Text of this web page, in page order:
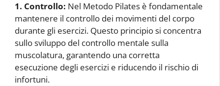
1. Controllo: Nel Metodo Pilates è fondamentale
mantenere il controllo dei movimenti del corpo
durante gli esercizi. Questo principio si concentra
sullo sviluppo del controllo mentale sulla
muscolatura, garantendo una corretta
esecuzione degli esercizi e riducendo il rischio di
infortuni.